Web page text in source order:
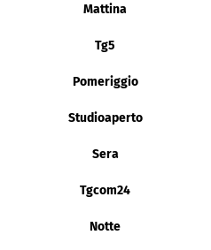
Mattina
Tg5
Pomeriggio
Studioaperto
Sera
Tgcom24
Notte